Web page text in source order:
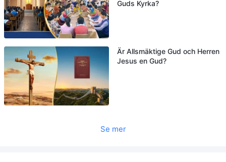
Guds Kyrka?
Är Allsmäktige Gud och Herren
Jesus en Gud?
Se mer